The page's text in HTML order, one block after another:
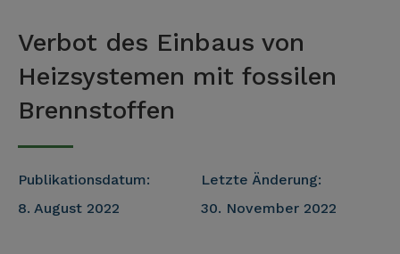
Verbot des Einbaus von
Heizsystemen mit fossilen
Brennstoffen
Publikationsdatum:
8. August 2022
Letzte Änderung:
30. November 2022